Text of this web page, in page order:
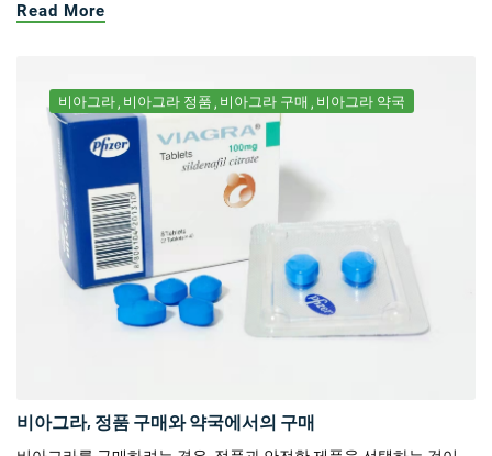
Read More
비아그라 비아그라 정품 비아그라 구매 비아그라 약국
비아그라, 정품 구매와 약국에서의 구매